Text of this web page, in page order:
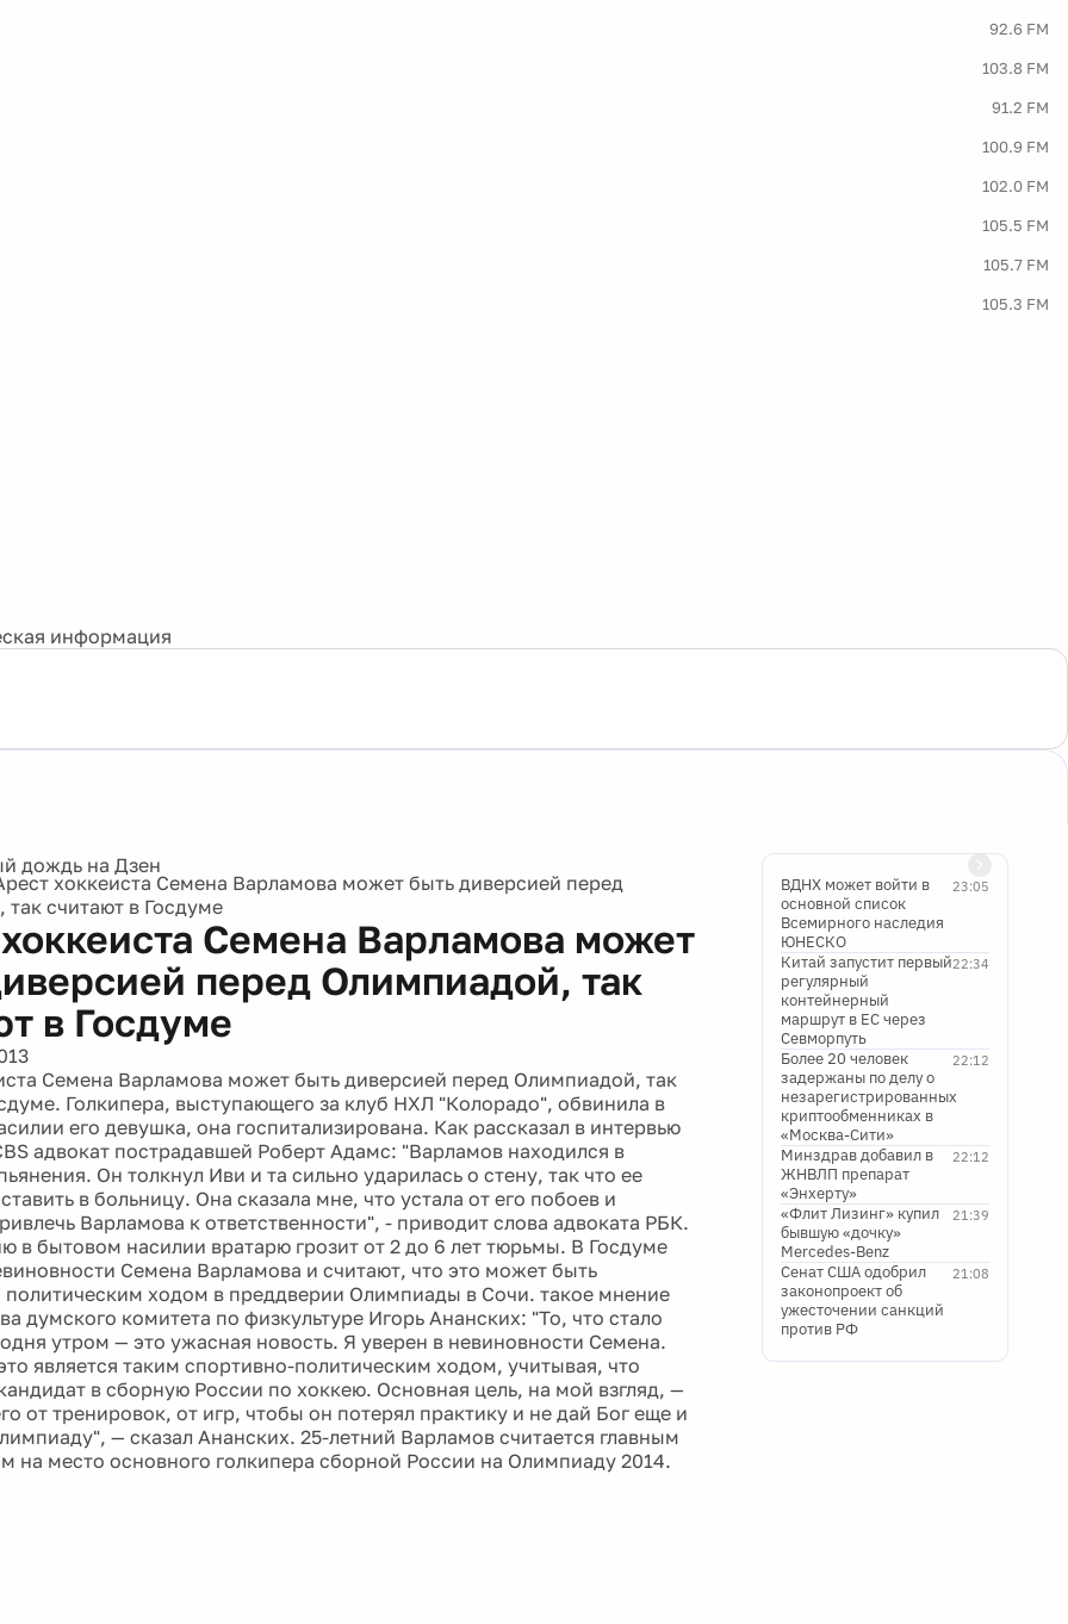
92.6 FM
103.8 FM
91.2 FM
100.9 FM
102.0 FM
105.5 FM
105.7 FM
105.3 FM
информация
хоккеиста Семена Варламова может быть диверсией перед
считают в Госдуме
Семена Варламова может
перед Олимпиадой, так
в Госдуме
Семена Варламова может быть диверсией перед Олимпиадой, так
Голкипера, выступающего за клуб НХЛ "Колорадо", обвинила в
его девушка, она госпитализирована. Как рассказал в интервью
адвокат пострадавшей Роберт Адамс: "Варламов находился в
Он толкнул Иви и та сильно ударилась о стену, так что ее
в больницу. Она сказала мне, что устала от его побоев и
Варламова к ответственности", - приводит слова адвоката РБК.
в бытовом насилии вратарю грозит от 2 до 6 лет тюрьмы. В Госдуме
Семена Варламова и считают, что это может быть
ходом в преддверии Олимпиады в Сочи. такое мнение
думского комитета по физкультуре Игорь Ананских: "То, что стало
утром — это ужасная новость. Я уверен в невиновности Семена.
является таким спортивно-политическим ходом, учитывая, что
в сборную России по хоккею. Основная цель, на мой взгляд, —
от тренировок, от игр, чтобы он потерял практику и не дай Бог еще и
— сказал Ананских. 25-летний Варламов считается главным
на место основного голкипера сборной России на Олимпиаду 2014.
23:05
ВДНХ может войти в
основной список
Всемирного наследия
ЮНЕСКО
22:34
Китай запустит первый
регулярный
контейнерный
маршрут в ЕС через
Севморпуть
22:12
Более 20 человек
задержаны по делу о
незарегистрированных
криптообменниках в
«Москва-Сити»
22:12
Минздрав добавил в
ЖНВЛП препарат
«Энхерту»
21:39
«Флит Лизинг» купил
бывшую «дочку»
Mercedes-Benz
21:08
Сенат США одобрил
законопроект об
ужесточении санкций
против РФ